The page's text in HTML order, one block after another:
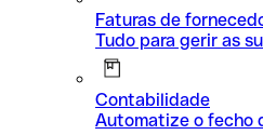
Faturas de
Tudo para gerir as
Contabilidade
Automatize o fecho